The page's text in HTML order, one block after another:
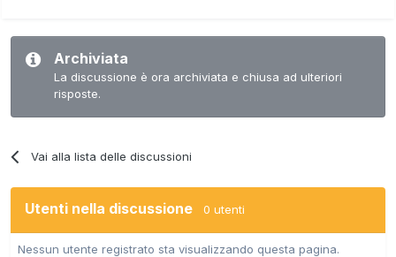
Archiviata
La discussione è ora archiviata e chiusa ad ulteriori
risposte.
Vai alla lista delle discussioni
Utenti nella discussione 0 utenti
Nessun utente registrato sta visualizzando questa pagina.